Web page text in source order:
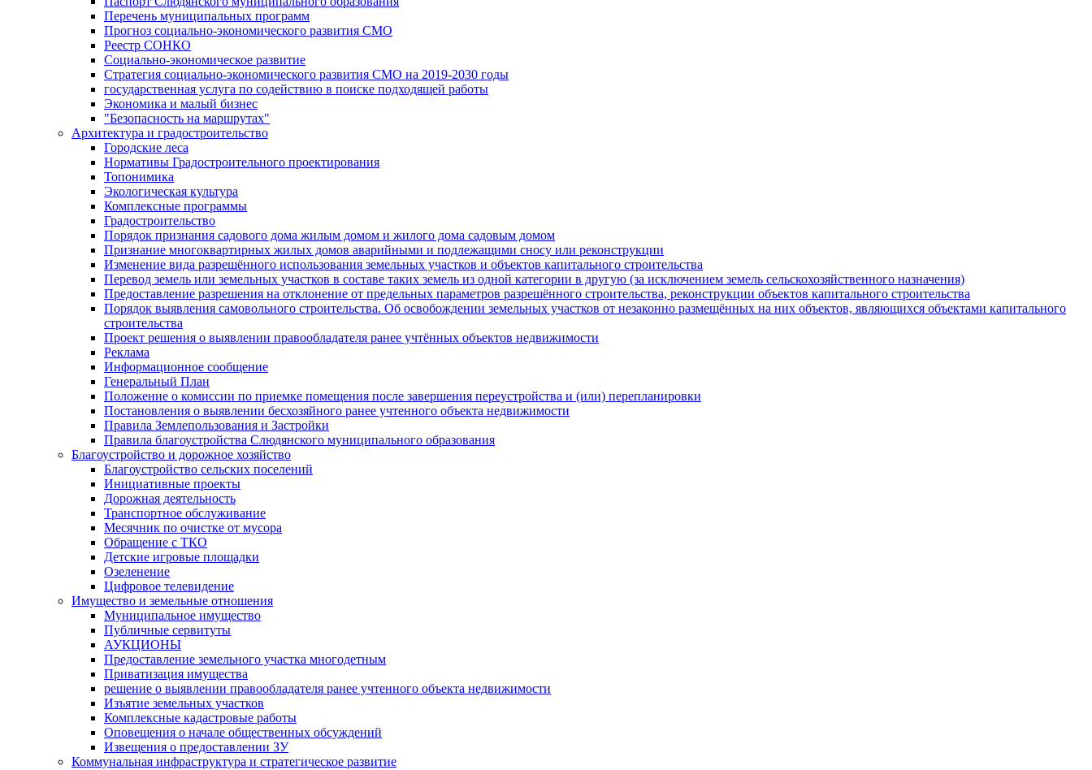
Перечень муниципальных программ
Прогноз социально-экономического развития СМО
Реестр СОНКО
Социально-экономическое развитие
Стратегия социально-экономического развития СМО на 2019-2030 годы
государственная услуга по содействию в поиске подходящей работы
Экономика и малый бизнес
"Безопасность на маршрутах"
Архитектура и градостроительство
Городские леса
Нормативы Градостроительного проектирования
Топонимика
Экологическая культура
Комплексные программы
Градостроительство
Порядок признания садового дома жилым домом и жилого дома садовым домом
Признание многоквартирных жилых домов аварийными и подлежащими сносу или реконструкции
Изменение вида разрешённого использования земельных участков и объектов капитального строительства
Перевод земель или земельных участков в составе таких земель из одной категории в другую (за исключением земель сельскохозяйственного назначения)
Предоставление разрешения на отклонение от предельных параметров разрешённого строительства, реконструкции объектов капитального строительства
Порядок выявления самовольного строительства. Об освобождении земельных участков от незаконно размещённых на них объектов, являющихся объектами капитального
строительства
Проект решения о выявлении правообладателя ранее учтённых объектов недвижимости
Реклама
Информационное сообщение
Генеральный План
Положение о комиссии по приемке помещения после завершения переустройства и (или) перепланировки
Постановления о выявлении бесхозяйного ранее учтенного объекта недвижимости
Правила Землепользования и Застройки
Правила благоустройства Слюдянского муниципального образования
Благоустройство и дорожное хозяйство
Благоустройство сельских поселений
Инициативные проекты
Дорожная деятельность
Транспортное обслуживание
Месячник по очистке от мусора
Обращение с ТКО
Детские игровые площадки
Озеленение
Цифровое телевидение
Имущество и земельные отношения
Муниципальное имущество
Публичные сервитуты
АУКЦИОНЫ
Предоставление земельного участка многодетным
Приватизация имущества
решение о выявлении правообладателя ранее учтенного объекта недвижимости
Изъятие земельных участков
Комплексные кадастровые работы
Оповещения о начале общественных обсуждений
Извещения о предоставлении ЗУ
Коммунальная инфраструктура и стратегическое развитие